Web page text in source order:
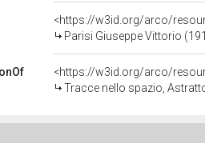
<https://w3id.org/arco/
Parisi Giuseppe Vittorio
<https://w3id.org/arco/
Tracce nello spazio,